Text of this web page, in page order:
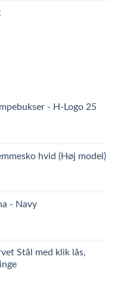
- H-Logo 25
hvid (Høj model)
- Navy
Stål med klik lås,